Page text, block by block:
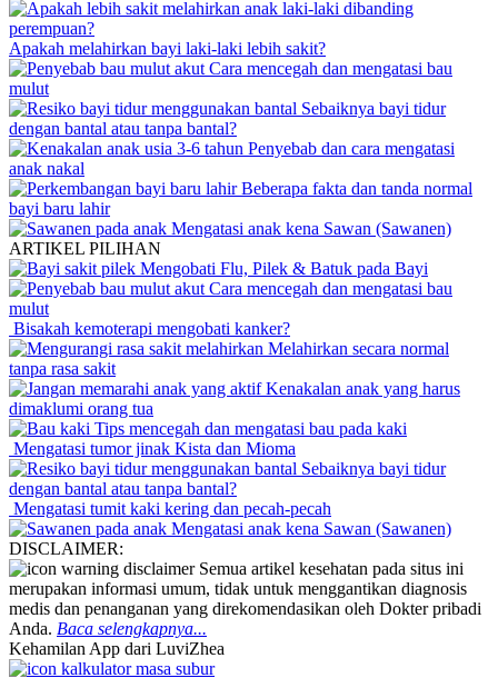
Apakah melahirkan bayi laki-laki lebih sakit?
Cara mencegah dan mengatasi bau
mulut
Sebaiknya bayi tidur
dengan bantal atau tanpa bantal?
Penyebab dan cara mengatasi
anak nakal
Beberapa fakta dan tanda normal
bayi baru lahir
Mengatasi anak kena Sawan (Sawanen)
ARTIKEL PILIHAN
Mengobati Flu, Pilek & Batuk pada Bayi
Cara mencegah dan mengatasi bau
mulut
Bisakah kemoterapi mengobati kanker?
Melahirkan secara normal
tanpa rasa sakit
Kenakalan anak yang harus
dimaklumi orang tua
Tips mencegah dan mengatasi bau pada kaki
Mengatasi tumor jinak Kista dan Mioma
Sebaiknya bayi tidur
dengan bantal atau tanpa bantal?
Mengatasi tumit kaki kering dan pecah-pecah
Mengatasi anak kena Sawan (Sawanen)
DISCLAIMER:
Semua artikel kesehatan pada situs ini
merupakan informasi umum, tidak untuk menggantikan diagnosis
medis dan penanganan yang direkomendasikan oleh Dokter pribadi
Anda. Baca selengkapnya...
Kehamilan App dari LuviZhea